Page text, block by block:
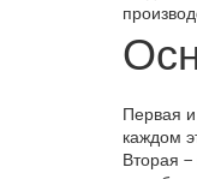
Первая
каждом
Вторая –